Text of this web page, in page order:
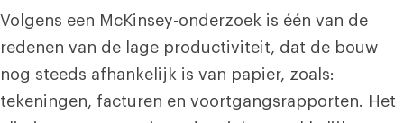
Volgens een McKinsey-onderzoek is één van de
redenen van de lage productiviteit, dat de bouw
nog steeds afhankelijk is van papier, zoals:
tekeningen, facturen en voortgangsrapporten. Het